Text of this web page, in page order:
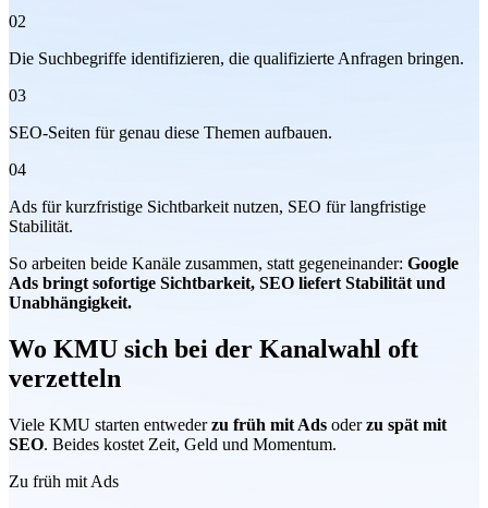
02
Die Suchbegriffe identifizieren, die qualifizierte Anfragen bringen.
03
SEO-Seiten für genau diese Themen aufbauen.
04
Ads für kurzfristige Sichtbarkeit nutzen, SEO für langfristige
Stabilität.
So arbeiten beide Kanäle zusammen, statt gegeneinander: Google
Ads bringt sofortige Sichtbarkeit, SEO liefert Stabilität und
Unabhängigkeit.
Wo KMU sich bei der Kanalwahl oft
verzetteln
Viele KMU starten entwederzu früh mit Ads oderzu spät mit
SEO. Beides kostet Zeit, Geld und Momentum.
Zu früh mit Ads